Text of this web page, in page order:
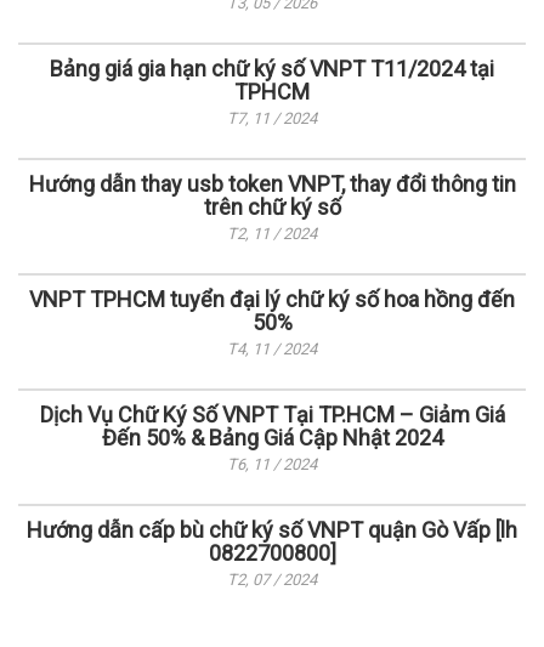
Bảng giá gia hạn chữ ký số VNPT T11/2024 tại
TPHCM
T7, 11 / 2024
Hướng dẫn thay usb token VNPT, thay đổi thông tin
trên chữ ký số
T2, 11 / 2024
VNPT TPHCM tuyển đại lý chữ ký số hoa hồng đến
50%
T4, 11 / 2024
Dịch Vụ Chữ Ký Số VNPT Tại TP.HCM – Giảm Giá
Đến 50% & Bảng Giá Cập Nhật 2024
T6, 11 / 2024
Hướng dẫn cấp bù chữ ký số VNPT quận Gò Vấp [lh
0822700800]
T2, 07 / 2024